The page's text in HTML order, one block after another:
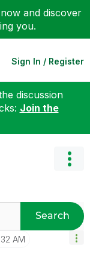
now and discover
you.
Sign In / Register
discussion
Join the
Search
AM